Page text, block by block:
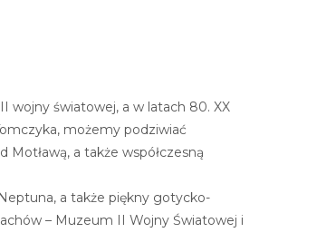
wojny światowej, a w latach 80. XX
możemy podziwiać
a także współczesną
a także piękny gotycko-
– Muzeum II Wojny Światowej i